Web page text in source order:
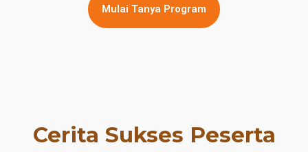
Mulai Tanya Program
Cerita Sukses Peserta